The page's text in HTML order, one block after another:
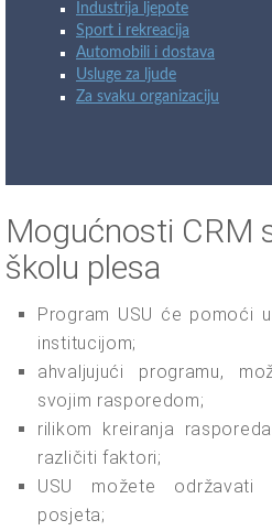
Industrija ljepote
Sport i rekreacija
Automobili i dostava
Usluge za ljude
Za svaku organizaciju
Mogućnosti CRM
školu plesa
Program USU će pomoći
institucijom;
ahvaljujući programu,
svojim rasporedom;
rilikom kreiranja
različiti faktori;
USU možete održavati
posjeta;